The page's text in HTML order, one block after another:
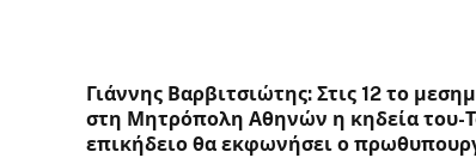
Γιάννης Βαρβιτσιώτης: Στις 12 το
στη Μητρόπολη Αθηνών η κηδεία του-
επικήδειο θα εκφωνήσει ο